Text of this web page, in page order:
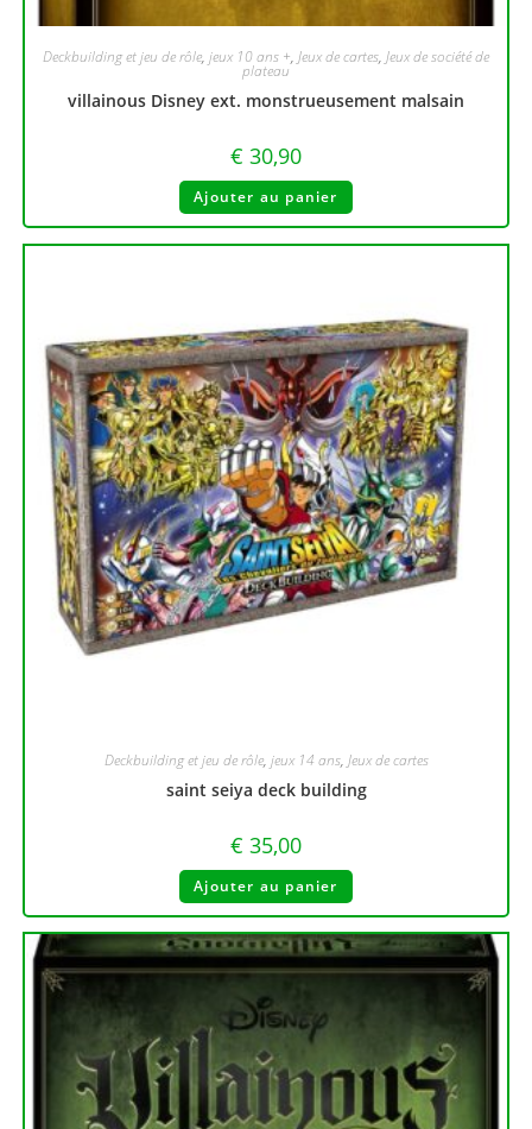
Deckbuilding et jeu de rôle, jeux 10 ans +, Jeux de cartes, Jeux de société de
plateau
villainous Disney ext. monstrueusement malsain
€ 30,90
Ajouter au panier
Deckbuilding et jeu de rôle, jeux 14 ans, Jeux de cartes
saint seiya deck building
€ 35,00
Ajouter au panier